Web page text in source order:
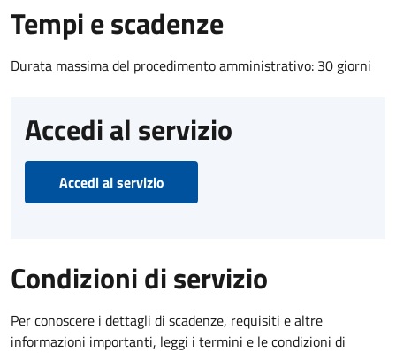
Tempi e scadenze
Durata massima del procedimento amministrativo: 30 giorni
Accedi al servizio
Accedi al servizio
Condizioni di servizio
Per conoscere i dettagli di scadenze, requisiti e altre
informazioni importanti, leggi i termini e le condizioni di